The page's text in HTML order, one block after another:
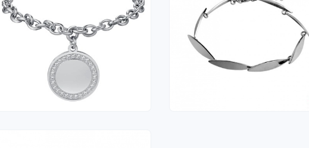
PULSEIRA PULSEIRA
24,00 €